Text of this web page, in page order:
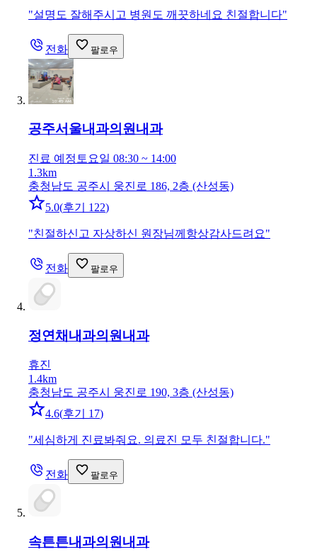
"설명도 잘해주시고 병원도 깨끗하네요 친절합니다"
전화 팔로우
공주서울내과의원내과
진료 예정 토요일 08:30 ~ 14:00
1.3km
충청남도 공주시 웅진로 186, 2층 (산성동)
5.0(후기 122)
"친절하신고 자상하신 원장님께항상감사드려요"
전화 팔로우
정연채내과의원 내과
휴진
1.4km
충청남도 공주시 웅진로 190, 3층 (산성동)
4.6(후기 17)
"세심하게 진료봐줘요. 의료진 모두 친절합니다."
전화 팔로우
속튼튼내과의원 내과